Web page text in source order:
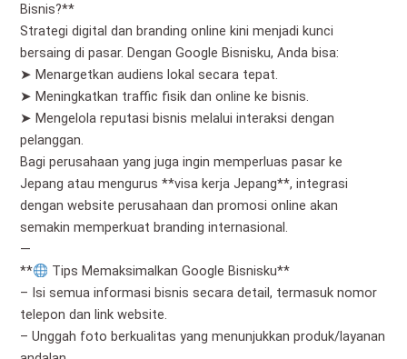
Bisnis?**
Strategi digital dan branding online kini menjadi kunci
bersaing di pasar. Dengan Google Bisnisku, Anda bisa:
➤ Menargetkan audiens lokal secara tepat.
➤ Meningkatkan traffic fisik dan online ke bisnis.
➤ Mengelola reputasi bisnis melalui interaksi dengan
pelanggan.
Bagi perusahaan yang juga ingin memperluas pasar ke
Jepang atau mengurus **visa kerja Jepang**, integrasi
dengan website perusahaan dan promosi online akan
semakin memperkuat branding internasional.
—
**
Tips Memaksimalkan Google Bisnisku**
– Isi semua informasi bisnis secara detail, termasuk nomor
telepon dan link website.
– Unggah foto berkualitas yang menunjukkan produk/layanan